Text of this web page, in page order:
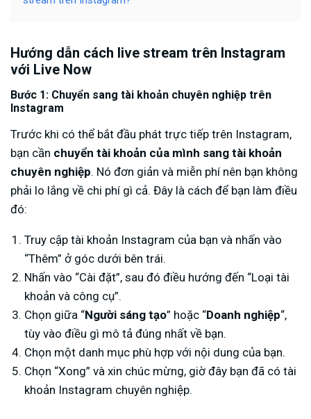
Hướng dẫn cách live stream trên Instagram
với Live Now
Bước 1: Chuyển sang tài khoản chuyên nghiệp trên
Instagram
Trước khi có thể bắt đầu phát trực tiếp trên Instagram,
bạn cần chuyển tài khoản của mình sang tài khoản
chuyên nghiệp. Nó đơn giản và miễn phí nên bạn không
phải lo lắng về chi phí gì cả. Đây là cách để bạn làm điều
đó:
Truy cập tài khoản Instagram của bạn và nhấn vào
“Thêm” ở góc dưới bên trái.
Nhấn vào “Cài đặt”, sau đó điều hướng đến “Loại tài
khoản và công cụ”.
Chọn giữa “Người sáng tạo” hoặc “Doanh nghiệp“,
tùy vào điều gì mô tả đúng nhất về bạn.
Chọn một danh mục phù hợp với nội dung của bạn.
Chọn “Xong” và xin chúc mừng, giờ đây bạn đã có tài
khoản Instagram chuyên nghiệp.